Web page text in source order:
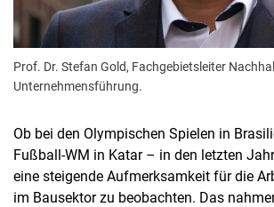
Prof. Dr. Stefan Gold, Fachgebietsleiter
Unternehmensführung.
Ob bei den Olympischen Spielen in
Fußball-WM in Katar – in den letzten
eine steigende Aufmerksamkeit für die
im Bausektor zu beobachten. Das